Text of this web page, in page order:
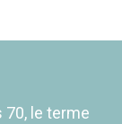
70, le terme